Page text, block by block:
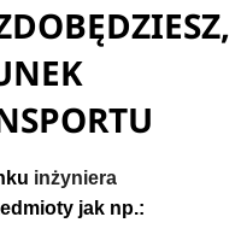
inżyniera
jak np.: